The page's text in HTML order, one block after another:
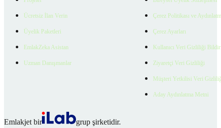
Ücretsiz İlan Verin
Üyelik Paketleri
EmlakZeka Asistan
Uzman Danışmanlar
Çerez Politikası ve
Çerez Ayarları
Kullanıcı Veri Gizliliği
Ziyaretçi Veri Gizliliği
Müşteri Yetkilisi Veri
Aday Aydınlatma Metni
Emlakjet bir
grup şirketidir.